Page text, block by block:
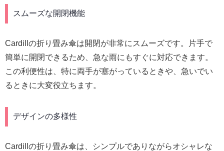
スムーズな開閉機能
Cardillの折り畳み傘は開閉が非常にスムーズです。片手で
簡単に開閉できるため、急な雨にもすぐに対応できます。
この利便性は、特に両手が塞がっているときや、急いでい
るときに大変役立ちます。
デザインの多様性
Cardillの折り畳み傘は、シンプルでありながらオシャレな